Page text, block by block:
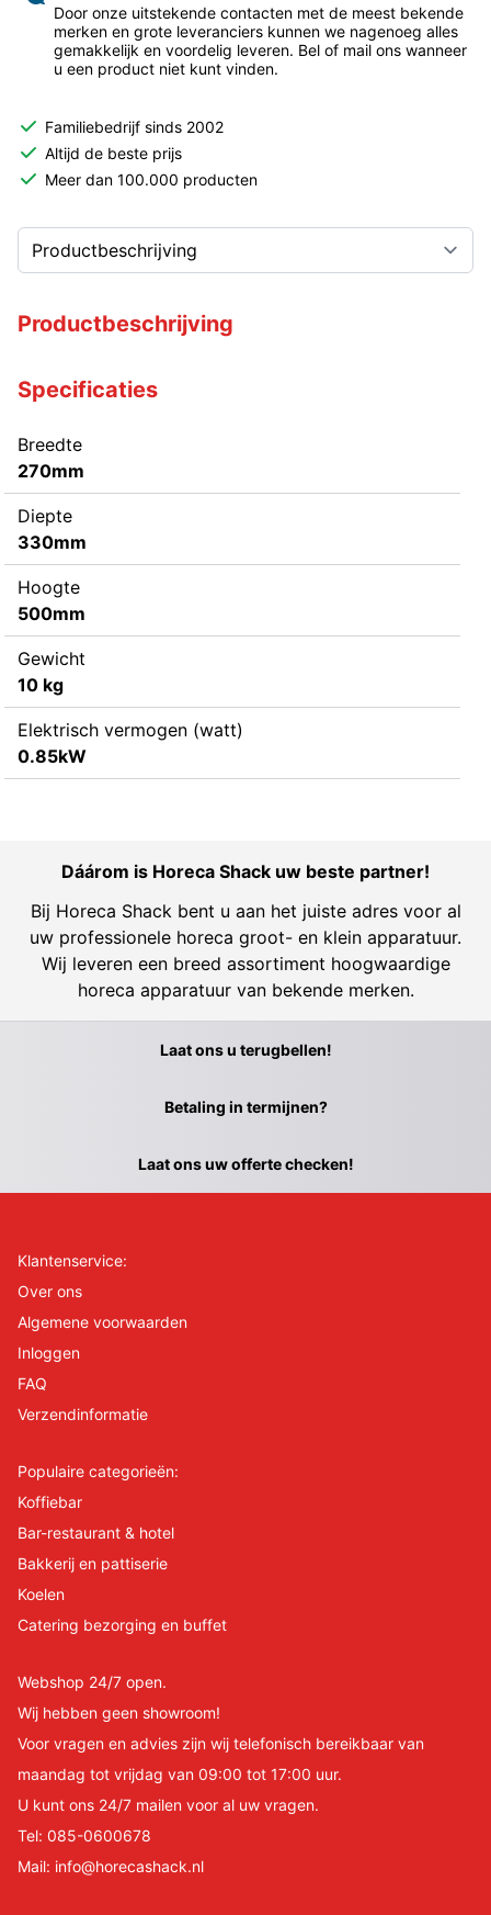
Door onze uitstekende contacten met de meest bekende
merken en grote leveranciers kunnen we nagenoeg alles
gemakkelijk en voordelig leveren. Bel of mail ons wanneer
u een product niet kunt vinden.
Familiebedrijf sinds 2002
Altijd de beste prijs
Meer dan 100.000 producten
Productbeschrijving
Specificaties
Breedte
270mm
Diepte
330mm
Hoogte
500mm
Gewicht
10 kg
Elektrisch vermogen (watt)
0.85kW
Dáárom is Horeca Shack uw beste partner!
Bij Horeca Shack bent u aan het juiste adres voor al
uw professionele horeca groot- en klein apparatuur.
Wij leveren een breed assortiment hoogwaardige
horeca apparatuur van bekende merken.
Laat ons u terugbellen!
Betaling in termijnen?
Laat ons uw offerte checken!
Klantenservice:
Over ons
Algemene voorwaarden
Inloggen
FAQ
Verzendinformatie
Populaire categorieën:
Koffiebar
Bar-restaurant & hotel
Bakkerij en pattiserie
Koelen
Catering bezorging en buffet
Webshop 24/7 open.
Wij hebben geen showroom!
Voor vragen en advies zijn wij telefonisch bereikbaar van
maandag tot vrijdag van 09:00 tot 17:00 uur.
U kunt ons 24/7 mailen voor al uw vragen.
Tel: 085-0600678
Mail: info@horecashack.nl